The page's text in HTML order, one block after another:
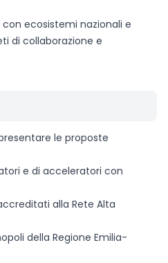
ecosistemi nazionali e
di collaborazione e
le proposte
e di acceleratori con
alla Rete Alta
della Regione Emilia-